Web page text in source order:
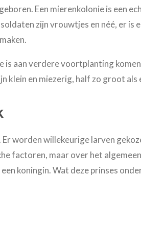
Een mierenkolonie is een
zijn vrouwtjes en néé, er
is aan verdere voortplanting
klein en miezerig, half zo groot
worden willekeurige larven
factoren, maar over het
koningin. Wat deze prinses